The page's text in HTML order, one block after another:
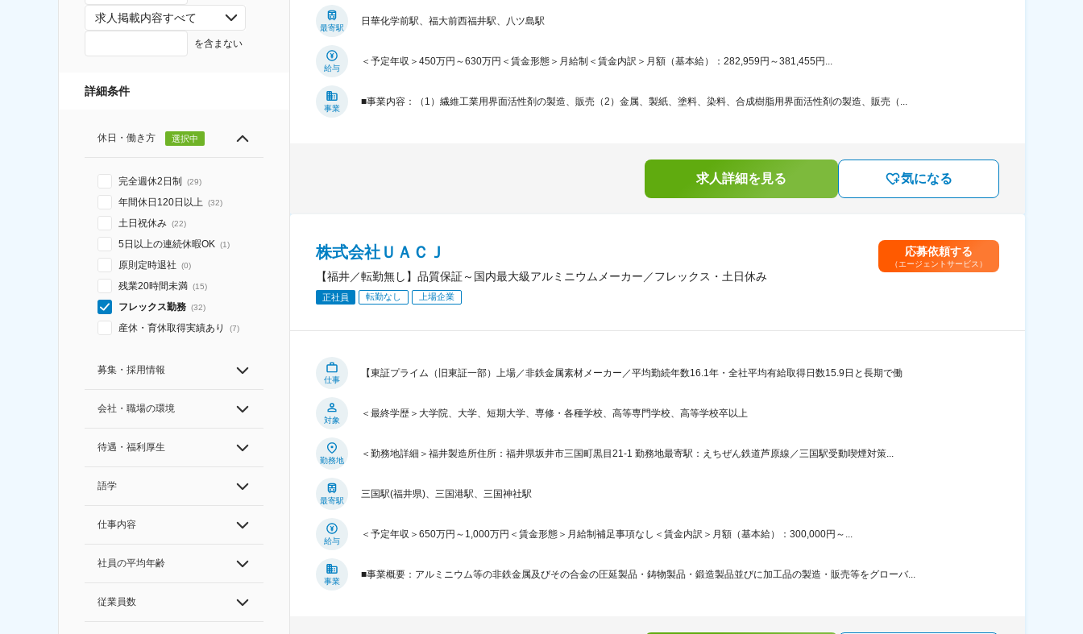
求人掲載内容すべて
を含まない
詳細条件
休日・働き方 選択中
完全週休2日制 (29)
年間休日120日以上 (32)
土日祝休み (22)
5日以上の連続休暇OK (1)
原則定時退社 (0)
残業20時間未満 (15)
フレックス勤務 (32)
産休・育休取得実績あり (7)
募集・採用情報
会社・職場の環境
待遇・福利厚生
語学
仕事内容
社員の平均年齢
従業員数
最寄駅
日華化学前駅、福大前西福井駅、八ツ島駅
給与
＜予定年収＞450万円～630万円＜賃金形態＞月給制＜賃金内訳＞月額（基本給）：282,959円～381,455円...
事業
■事業内容：（1）繊維工業用界面活性剤の製造、販売（2）金属、製紙、塗料、染料、合成樹脂用界面活性剤の製造、販売（...
求人詳細を見る 気になる
株式会社ＵＡＣＪ
【福井／転勤無し】品質保証～国内最大級アルミニウムメーカー／フレックス・土日休み
正社員 転勤なし 上場企業
応募依頼する
（エージェントサービス）
仕事
【東証プライム（旧東証一部）上場／非鉄金属素材メーカー／平均勤続年数16.1年・全社平均有給取得日数15.9日と長期で働
対象
＜最終学歴＞大学院、大学、短期大学、専修・各種学校、高等専門学校、高等学校卒以上
勤務地
＜勤務地詳細＞福井製造所住所：福井県坂井市三国町黒目21-1 勤務地最寄駅：えちぜん鉄道芦原線／三国駅受動喫煙対策...
最寄駅
三国駅(福井県)、三国港駅、三国神社駅
給与
＜予定年収＞650万円～1,000万円＜賃金形態＞月給制補足事項なし＜賃金内訳＞月額（基本給）：300,000円～...
事業
■事業概要：アルミニウム等の非鉄金属及びその合金の圧延製品・鋳物製品・鍛造製品並びに加工品の製造・販売等をグローバ...